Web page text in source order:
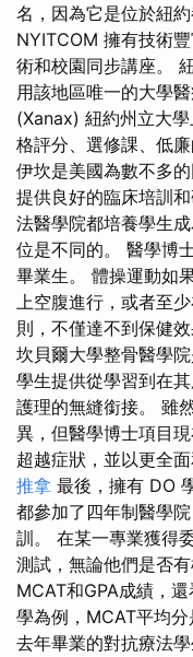
名，因為它是位於紐
NYITCOM 擁有技術
術和校園同步講座。
用該地區唯一的大學
(Xanax) 紐約州立大
格評分、選修課、低
伊坎是美國為數不多
提供良好的臨床培訓
法醫學院都培養學生
位是不同的。 醫學博
畢業生。 體操運動如
上空腹進行，或者至
則，不僅達不到保健
坎貝爾大學整骨醫學
學生提供從學習到在
護理的無縫銜接。 雖
異，但醫學博士項目
超越症狀，並以更全
推拿 最後，擁有 DO
都參加了四年制醫學
訓。 在某一專業獲得
測試，無論他們是否
MCAT和GPA成績，
學為例，MCAT平均
去年畢業的對抗療法